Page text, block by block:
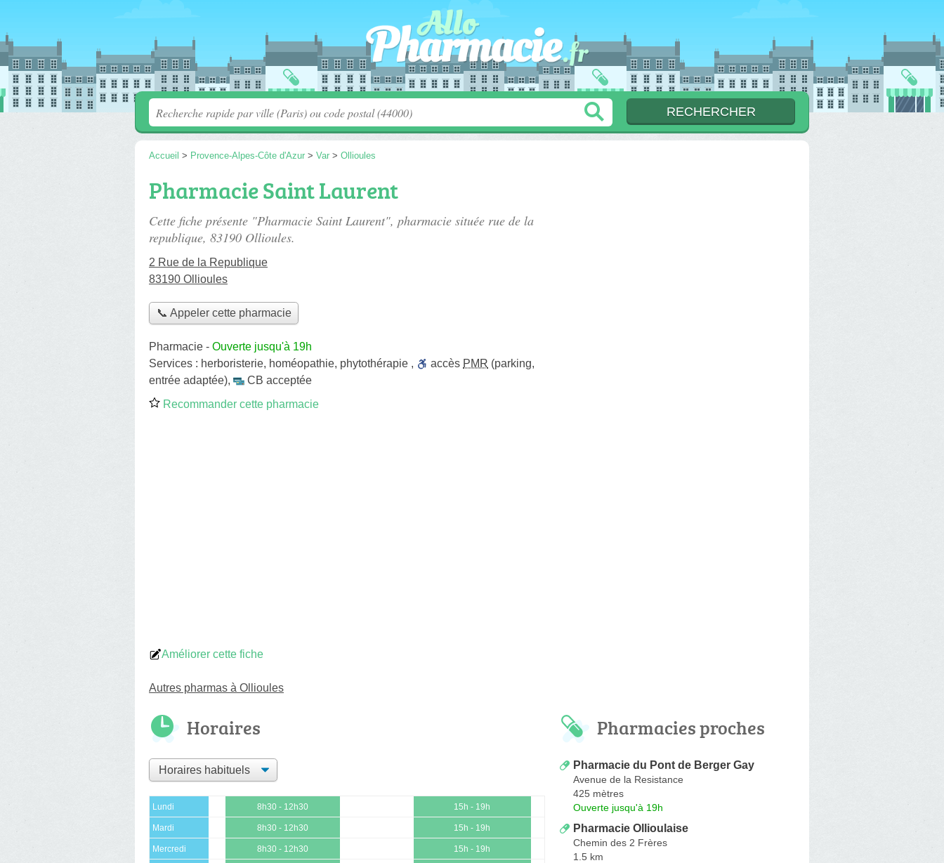
Accueil > Provence-Alpes-Côte d'Azur > Var > Ollioules
Pharmacie Saint Laurent
Cette fiche présente "Pharmacie Saint Laurent", pharmacie située rue de la
republique, 83190 Ollioules.
2 Rue de la Republique
83190 Ollioules
📞 Appeler cette pharmacie
Pharmacie - Ouverte jusqu'à 19h
Services : herboristerie, homéopathie, phytothérapie , accès PMR (parking,
entrée adaptée),
CB acceptée
Recommander cette pharmacie
Améliorer cette fiche
Autres pharmas à Ollioules
Horaires
Lundi 8h30 - 12h30 15h - 19h
Mardi 8h30 - 12h30 15h - 19h
Mercredi 8h30 - 12h30 15h - 19h
Pharmacies proches
Pharmacie du Pont de Berger Gay
Avenue de la Resistance
425 mètres
Ouverte jusqu'à 19h
Pharmacie Ollioulaise
Chemin des 2 Frères
1.5 km